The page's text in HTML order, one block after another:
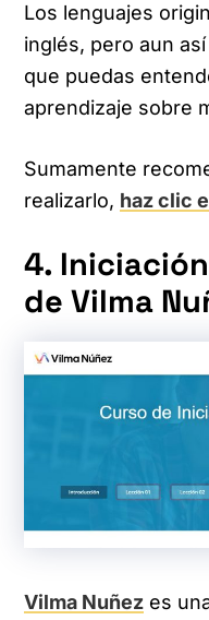
Los lenguajes
inglés, pero aun
que puedas
aprendizaje sobre
Sumamente
realizarlo, haz clic
4.
de Vilma
Vilma Nuñez es